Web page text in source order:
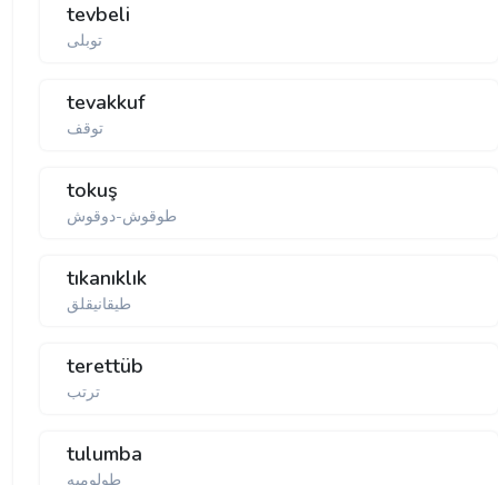
tevbeli
توبلی
tevakkuf
توقف
tokuş
طوقوش-دوقوش
tıkanıklık
طيقانيقلق
terettüb
ترتب
tulumba